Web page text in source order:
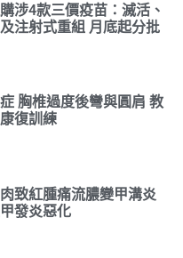
涉4款三價疫苗：滅活、
注射式重組 月底起分批
胸椎過度後彎與圓肩 教
復訓練
致紅腫痛流膿變甲溝炎
發炎惡化